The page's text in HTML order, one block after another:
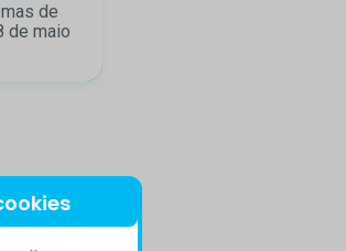
de
de maio